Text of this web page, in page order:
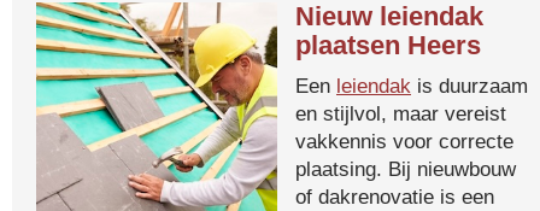
Nieuw leiendak
plaatsen Heers
Een leiendak is duurzaam
en stijlvol, maar vereist
vakkennis voor correcte
plaatsing. Bij nieuwbouw
of dakrenovatie is een